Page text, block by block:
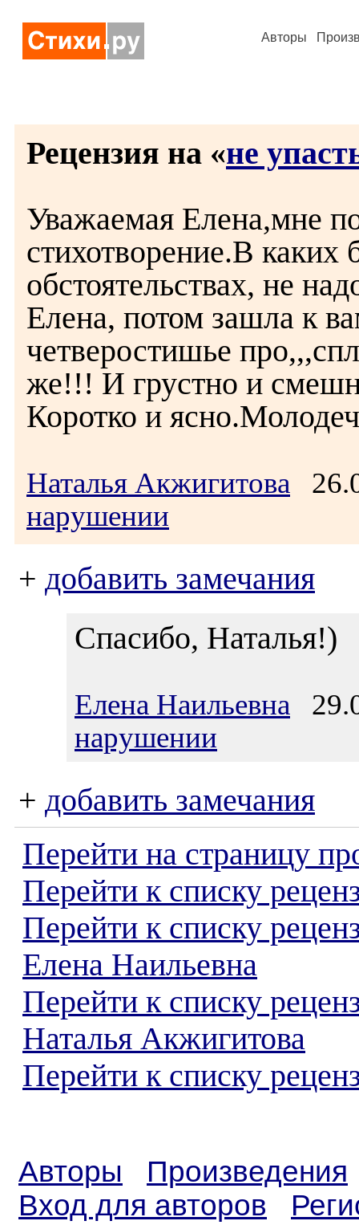
Авторы
Рецензия на «не
Уважаемая Елена,мне
стихотворение.В каких
обстоятельствах, не
Елена, потом зашла к
четверостишье
же!!! И грустно и
Коротко и
Наталья Акжигитова
нарушении
+ добавить замечания
Спасибо, Наталья!)
Елена Наильевна
нарушении
+ добавить замечания
Перейти на страницу
Перейти к списку
Перейти к списку
Елена Наильевна
Перейти к списку
Наталья Акжигитова
Перейти к списку
Авторы
Произведения
Вход для авторов